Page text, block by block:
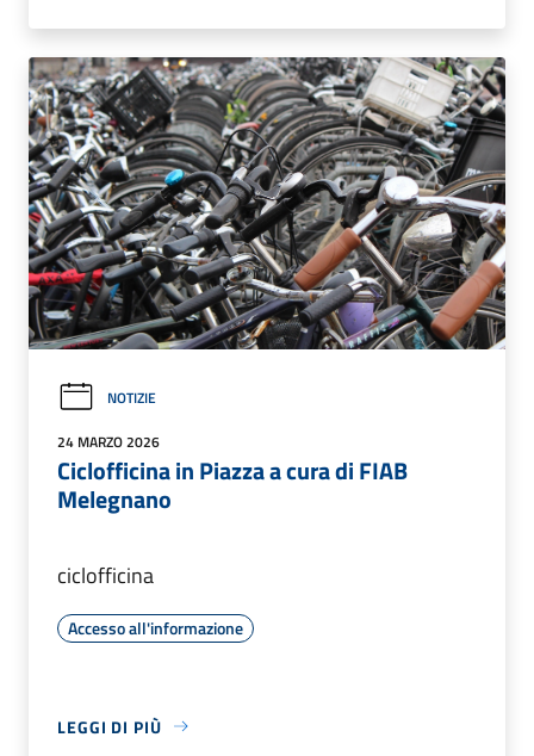
NOTIZIE
24 MARZO 2026
Ciclofficina in Piazza a cura di FIAB
Melegnano
ciclofficina
Accesso all'informazione
LEGGI DI PIÙ